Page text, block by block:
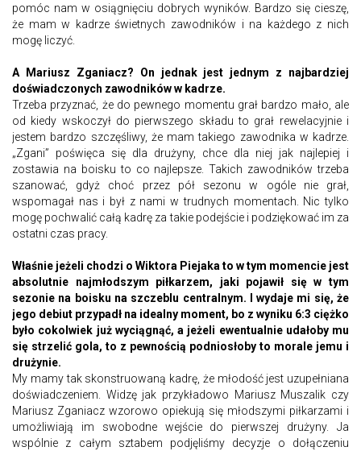
pomóc nam w osiągnięciu dobrych wyników. Bardzo się cieszę,
że mam w kadrze świetnych zawodników i na każdego z nich
mogę liczyć.
A Mariusz Zganiacz? On jednak jest jednym z najbardziej
doświadczonych zawodników w kadrze.
Trzeba przyznać, że do pewnego momentu grał bardzo mało, ale
od kiedy wskoczył do pierwszego składu to grał rewelacyjnie i
jestem bardzo szczęśliwy, że mam takiego zawodnika w kadrze.
„Zgani” poświęca się dla drużyny, chce dla niej jak najlepiej i
zostawia na boisku to co najlepsze. Takich zawodników trzeba
szanować, gdyż choć przez pół sezonu w ogóle nie grał,
wspomagał nas i był z nami w trudnych momentach. Nic tylko
mogę pochwalić całą kadrę za takie podejście i podziękować im za
ostatni czas pracy.
Właśnie jeżeli chodzi o Wiktora Piejaka to w tym momencie jest
absolutnie najmłodszym piłkarzem, jaki pojawił się w tym
sezonie na boisku na szczeblu centralnym. I wydaje mi się, że
jego debiut przypadł na idealny moment, bo z wyniku 6:3 ciężko
było cokolwiek już wyciągnąć, a jeżeli ewentualnie udałoby mu
się strzelić gola, to z pewnością podniosłoby to morale jemu i
drużynie.
My mamy tak skonstruowaną kadrę, że młodość jest uzupełniana
doświadczeniem. Widzę jak przykładowo Mariusz Muszalik czy
Mariusz Zganiacz wzorowo opiekują się młodszymi piłkarzami i
umożliwiają im swobodne wejście do pierwszej drużyny. Ja
wspólnie z całym sztabem podjęliśmy decyzje o dołączeniu